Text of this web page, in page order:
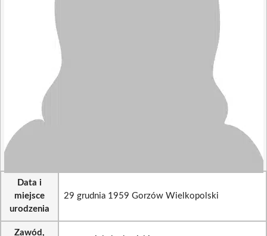
Data i
miejsce
urodzenia
29 grudnia 1959 Gorzów Wielkopolski
Zawód,